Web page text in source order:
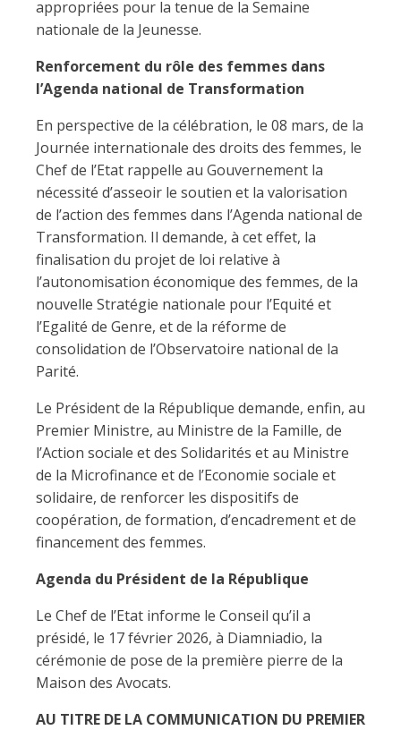
appropriées pour la tenue de la Semaine
nationale de la Jeunesse.
Renforcement du rôle des femmes dans
l’Agenda national de Transformation
En perspective de la célébration, le 08 mars, de la
Journée internationale des droits des femmes, le
Chef de l’Etat rappelle au Gouvernement la
nécessité d’asseoir le soutien et la valorisation
de l’action des femmes dans l’Agenda national de
Transformation. Il demande, à cet effet, la
finalisation du projet de loi relative à
l’autonomisation économique des femmes, de la
nouvelle Stratégie nationale pour l’Equité et
l’Egalité de Genre, et de la réforme de
consolidation de l’Observatoire national de la
Parité.
Le Président de la République demande, enfin, au
Premier Ministre, au Ministre de la Famille, de
l’Action sociale et des Solidarités et au Ministre
de la Microfinance et de l’Economie sociale et
solidaire, de renforcer les dispositifs de
coopération, de formation, d’encadrement et de
financement des femmes.
Agenda du Président de la République
Le Chef de l’Etat informe le Conseil qu’il a
présidé, le 17 février 2026, à Diamniadio, la
cérémonie de pose de la première pierre de la
Maison des Avocats.
AU TITRE DE LA COMMUNICATION DU PREMIER